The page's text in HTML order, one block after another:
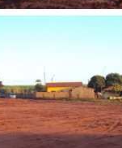
Sem legenda